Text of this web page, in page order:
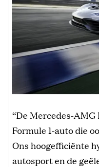
“De Mercedes-
Formule 1-auto die
Ons hoogefficiënte
autosport en de